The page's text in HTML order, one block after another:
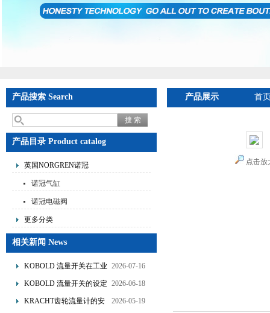
产品搜索 Search
产品目录 Product catalog
英国NORGREN诺冠
诺冠气缸
诺冠电磁阀
更多分类
相关新闻 News
KOBOLD 流量开关在工业
管道水流量监测中的应用
2026-07-16
KOBOLD 流量开关的设定
流量调节与刻度指示
2026-06-18
KRACHT齿轮流量计的安
2026-05-19
产品展示 首
点击放